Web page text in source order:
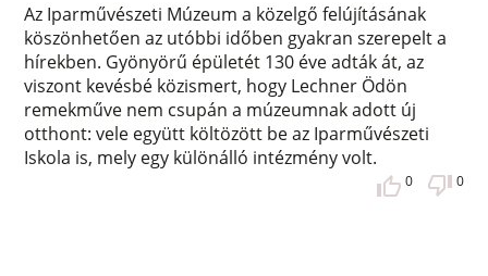
Az Iparművészeti Múzeum a közelgő felújításának
köszönhetően az utóbbi időben gyakran szerepelt a
hírekben. Gyönyörű épületét 130 éve adták át, az
viszont kevésbé közismert, hogy Lechner Ödön
remekműve nem csupán a múzeumnak adott új
otthont: vele együtt költözött be az Iparművészeti
Iskola is, mely egy különálló intézmény volt.
0 0